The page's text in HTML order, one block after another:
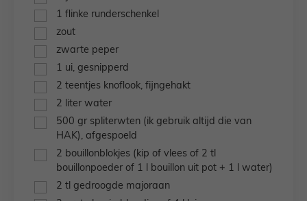
▢1 flinke runderschenkel
▢
zout
▢
zwarte peper
▢1 ui, gesnipperd
▢
2 teentjes knoflook, fijngehakt
▢
2 liter water
▢
500 gr spliterwten (ik gebruik altijd die van
HAK), afgespoeld
▢
2 bouillonblokjes (kip of vlees of 2 tl
bouillonpoeder of 1 l bouillon uit pot + 1 l water)
▢
2 tl gedroogde majoraan